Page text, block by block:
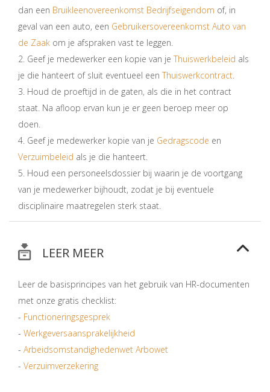
dan een Bruikleenovereenkomst Bedrijfseigendom of, in
geval van een auto, een Gebruikersovereenkomst Auto van
de Zaak om je afspraken vast te leggen.
2. Geef je medewerker een kopie van je Thuiswerkbeleid als
je die hanteert of sluit eventueel een Thuiswerkcontract.
3. Houd de proeftijd in de gaten, als die in het contract
staat. Na afloop ervan kun je er geen beroep meer op
doen.
4. Geef je medewerker kopie van je Gedragscode en
Verzuimbeleid als je die hanteert.
5. Houd een personeelsdossier bij waarin je de voortgang
van je medewerker bijhoudt, zodat je bij eventuele
disciplinaire maatregelen sterk staat.
LEER MEER
Leer de basisprincipes van het gebruik van HR-documenten
met onze gratis checklist:
- Functioneringsgesprek
- Werkgeversaansprakelijkheid
- Arbeidsomstandighedenwet Arbowet
- Verzuimverzekering